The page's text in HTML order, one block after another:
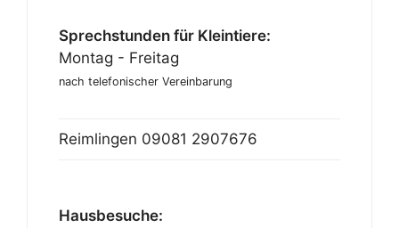
Sprechstunden für Kleintiere:
Montag - Freitag
nach telefonischer Vereinbarung
Reimlingen 09081 2907676
Hausbesuche: